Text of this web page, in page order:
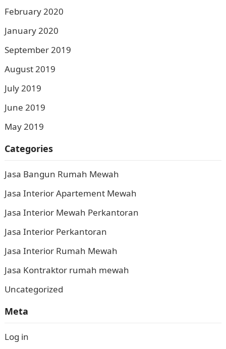
February 2020
January 2020
September 2019
August 2019
July 2019
June 2019
May 2019
Categories
Jasa Bangun Rumah Mewah
Jasa Interior Apartement Mewah
Jasa Interior Mewah Perkantoran
Jasa Interior Perkantoran
Jasa Interior Rumah Mewah
Jasa Kontraktor rumah mewah
Uncategorized
Meta
Log in